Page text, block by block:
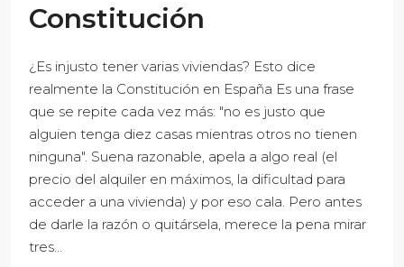
Constitución
¿Es injusto tener varias viviendas? Esto dice
realmente la Constitución en España Es una frase
que se repite cada vez más: "no es justo que
alguien tenga diez casas mientras otros no tienen
ninguna". Suena razonable, apela a algo real (el
precio del alquiler en máximos, la dificultad para
acceder a una vivienda) y por eso cala. Pero antes
de darle la razón o quitársela, merece la pena mirar
tres...